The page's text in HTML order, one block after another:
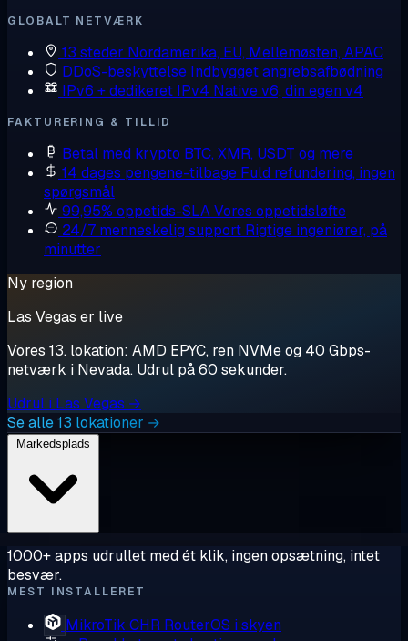
GLOBALT NETVÆRK
13 steder Nordamerika, EU, Mellemøsten, APAC
DDoS-beskyttelse Indbygget angrebsafbødning
IPv6 + dedikeret IPv4 Native v6, din egen v4
FAKTURERING & TILLID
Betal med krypto BTC, XMR, USDT og mere
14 dages pengene-tilbage Fuld refundering, ingen
spørgsmål
99,95% oppetids-SLAVores oppetidsløfte
24/7 menneskelig support Rigtige ingeniører, på
minutter
Ny region
Las Vegas er live
Vores 13. lokation: AMD EPYC, ren NVMe og 40 Gbps-
netværk i Nevada. Udrul på 60 sekunder.
Udrul i Las Vegas →
Se alle 13 lokationer →
1000+ apps udrullet med ét klik, ingen opsætning, intet
besvær.
MEST INSTALLERET
MikroTik CHR RouterOS i skyen